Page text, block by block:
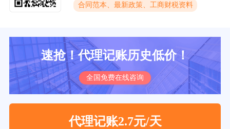
合同范本、最新政策、工商财税资料
速抢！代理记账历史低价！
全国免费在线咨询
代理记账2.7元/天